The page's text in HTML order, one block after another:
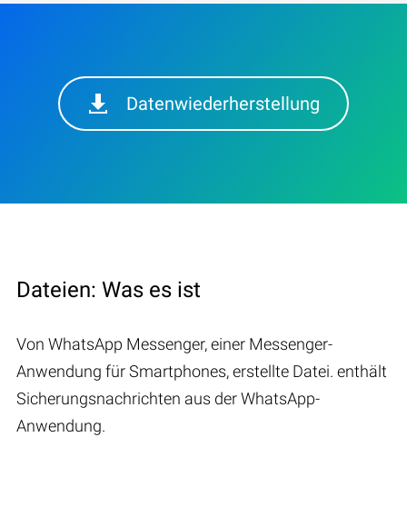
Datenwiederherstellung
Dateien: Was es ist
Von WhatsApp Messenger, einer Messenger-
Anwendung für Smartphones, erstellte Datei. enthält
Sicherungsnachrichten aus der WhatsApp-
Anwendung.